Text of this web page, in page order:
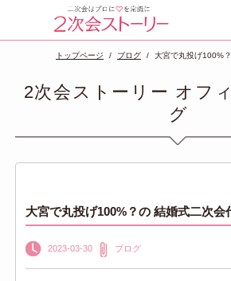
トップページ ブログ 大宮で丸投げ100%
2次会ストーリー オフ
グ
大宮で丸投げ100%？の 結婚式二次
2023-03-30 ブログ